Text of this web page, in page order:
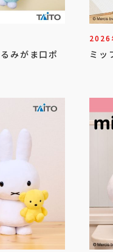
みがま口ポ
2026
ミッ